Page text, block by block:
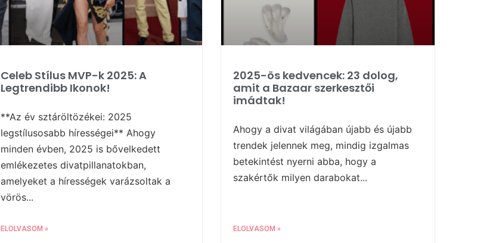
Celeb Stílus MVP-k 2025: A
Legtrendibb Ikonok!
**Az év sztáröltözékei: 2025
legstílusosabb hírességei** Ahogy
minden évben, 2025 is bővelkedett
emlékezetes divatpillanatokban,
amelyeket a hírességek varázsoltak a
vörös...
ELOLVASOM »
2025-ös kedvencek: 23 dolog,
amit a Bazaar szerkesztői
imádtak!
Ahogy a divat világában újabb és újabb
trendek jelennek meg, mindig izgalmas
betekintést nyerni abba, hogy a
szakértők milyen darabokat...
ELOLVASOM »